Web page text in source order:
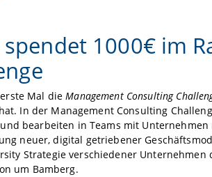
1000€ im
erste Mal dieManagement Consulting
In der Management Consulting
bearbeiten in Teams mit
neuer, digital getriebener
Strategie verschiedener
um Bamberg.